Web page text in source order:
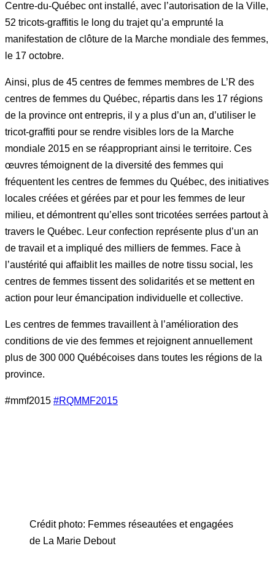
Centre-du-Québec ont installé, avec l’autorisation de la Ville,
52 tricots-graffitis le long du trajet qu’a emprunté la
manifestation de clôture de la Marche mondiale des femmes,
le 17 octobre.
Ainsi, plus de 45 centres de femmes membres de L’R des
centres de femmes du Québec, répartis dans les 17 régions
de la province ont entrepris, il y a plus d’un an, d’utiliser le
tricot-graffiti pour se rendre visibles lors de la Marche
mondiale 2015 en se réappropriant ainsi le territoire. Ces
œuvres témoignent de la diversité des femmes qui
fréquentent les centres de femmes du Québec, des initiatives
locales créées et gérées par et pour les femmes de leur
milieu, et démontrent qu’elles sont tricotées serrées partout à
travers le Québec. Leur confection représente plus d’un an
de travail et a impliqué des milliers de femmes. Face à
l’austérité qui affaiblit les mailles de notre tissu social, les
centres de femmes tissent des solidarités et se mettent en
action pour leur émancipation individuelle et collective.
Les centres de femmes travaillent à l’amélioration des
conditions de vie des femmes et rejoignent annuellement
plus de 300 000 Québécoises dans toutes les régions de la
province.
#mmf2015 #‎RQMMF2015‬
Crédit photo: Femmes réseautées et engagées
de La Marie Debout